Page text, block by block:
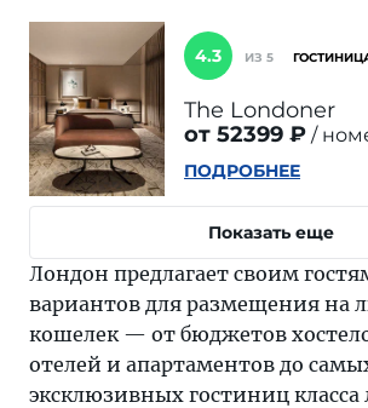
4.3 ИЗ 5
The Londoner
от 52399 ₽
ПОДРОБНЕЕ
Показать еще
Лондон предлагает своим
вариантов для размещения на
кошелек — от бюджетов
отелей и апартаментов до
эксклюзивных гостиниц класса